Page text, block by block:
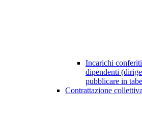
Incarichi
dipendenti
pubblicare in
Contrattazione collettiva